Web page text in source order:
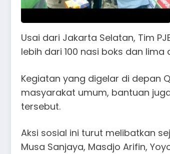
Usai dari Jakarta Selatan, Tim
lebih dari 100 nasi boks dan
Kegiatan yang digelar di depan
masyarakat umum, bantuan
tersebut.
Aksi sosial ini turut melibatkan
Musa Sanjaya, Masdjo Arifin,